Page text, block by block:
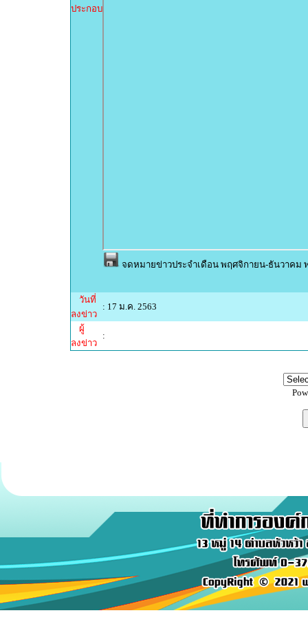
ประกอบ
จดหมายข่าวประจำเดือน พฤศจิกายน-ธันวาคม
วันที่
ลงข่าว
: 17 ม.ค. 2563
ผู้
ลงข่าว
: